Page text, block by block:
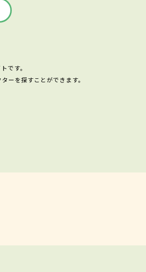
です。
ーを探すことができます。